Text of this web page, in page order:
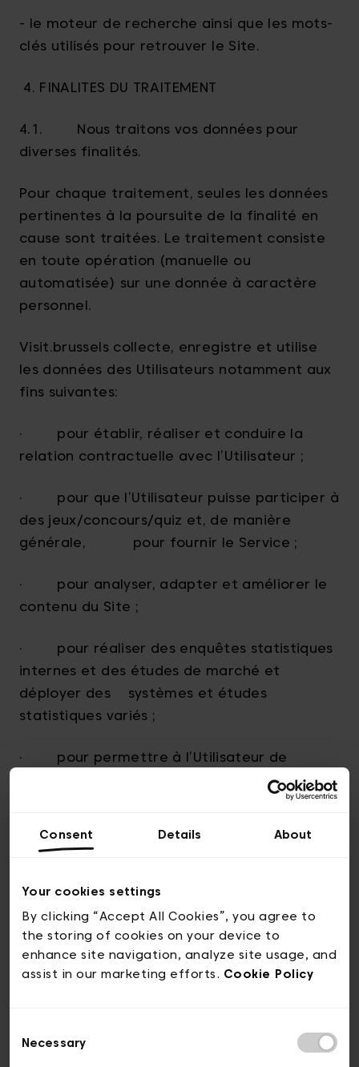
Consent Details About
Your cookies settings
By clicking “Accept All Cookies”, you agree to
the storing of cookies on your device to
enhance site navigation, analyze site usage, and
assist in our marketing efforts. Cookie Policy
Selection
Necessary
- le moteur de recherche ainsi que les mots-
clés utilisés pour retrouver le Site.
4. FINALITES DU TRAITEMENT
4.1. Nous traitons vos données pour
diverses finalités.
Pour chaque traitement, seules les données
pertinentes à la poursuite de la finalité en
cause sont traitées. Le traitement consiste
en toute opération (manuelle ou
automatisée) sur une donnée à caractère
personnel.
Visit.brussels collecte, enregistre et utilise
les données des Utilisateurs notamment aux
fins suivantes:
· pour établir, réaliser et conduire la
relation contractuelle avec l’Utilisateur ;
· pour que l’Utilisateur puisse participer à
des jeux/concours/quiz et, de manière
générale, pour fournir le Service ;
· pour analyser, adapter et améliorer le
contenu du Site ;
· pour réaliser des enquêtes statistiques
internes et des études de marché et
déployer des systèmes et études
statistiques variés ;
· pour permettre à l’Utilisateur de
recevoir des messages et gérer son compte
ou les activités analogues de nature illégale ;
· pour vérifier les cartes de crédit et
autres types de cartes de paiement ;
proposés par visit.brussels ainsi que